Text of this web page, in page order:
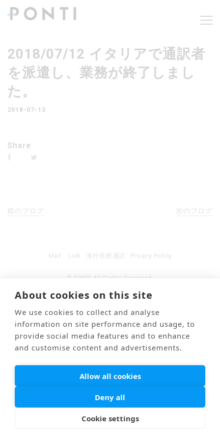
2018/07/12 イタリアで通訳者
を派遣し、業務が終了しまし
た。
2018-07-13
Share
前のブログ 次のブログ
© PONTI All Rights Reserved.
Mail Link 海外医療通訳 Privacy Policy
About cookies on this site
We use cookies to collect and analyse
information on site performance and usage, to
provide social media features and to enhance
and customise content and advertisements.
Allow all cookies
Deny all
Cookie settings